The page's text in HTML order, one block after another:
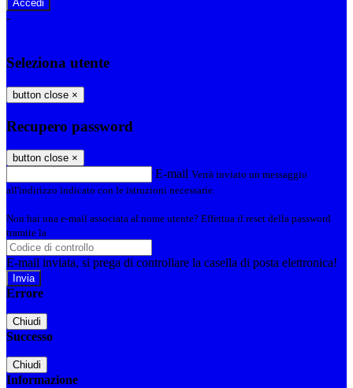
-
Seleziona utente
button close ×
Recupero password
button close ×
E-mail Verrà inviato un messaggio
all'indirizzo indicato con le istruzioni necessarie.
Non hai una e-mail associata al nome utente? Effettua il reset della password
tramite la
E-mail inviata, si prega di controllare la casella di posta elettronica!
Errore
Chiudi
Successo
Chiudi
Informazione